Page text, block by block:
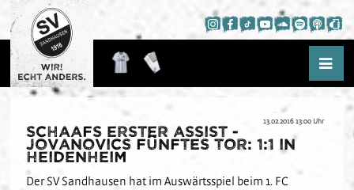
Aktuelles
News
Presse
Saison
13.02.2016 13:00 Uhr
Schaafs erster Assist -
Jovanovics fünftes Tor: 1:1 in
Heidenheim
Der SV Sandhausen hat im Auswärtsspiel beim 1. FC